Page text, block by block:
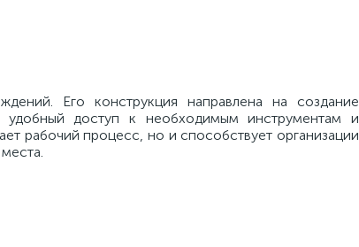
Его конструкция направлена на создание
удобный доступ к необходимым инструментам и
рабочий процесс, но и способствует организации